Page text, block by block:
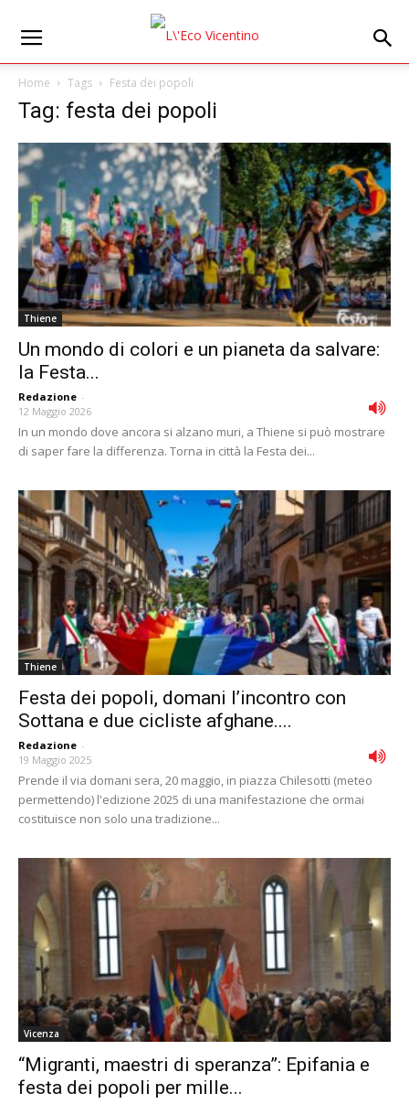
Home Tags Festa dei popoli
Tag: festa dei popoli
Thiene
Un mondo di colori e un pianeta da salvare:
la Festa...
Redazione -
12 Maggio 2026
In un mondo dove ancora si alzano muri, a Thiene si può mostrare
di saper fare la differenza. Torna in città la Festa dei...
Thiene
Festa dei popoli, domani l’incontro con
Sottana e due cicliste afghane....
Redazione -
19 Maggio 2025
Prende il via domani sera, 20 maggio, in piazza Chilesotti (meteo
permettendo) l'edizione 2025 di una manifestazione che ormai
costituisce non solo una tradizione...
Vicenza
“Migranti, maestri di speranza”: Epifania e
festa dei popoli per mille...